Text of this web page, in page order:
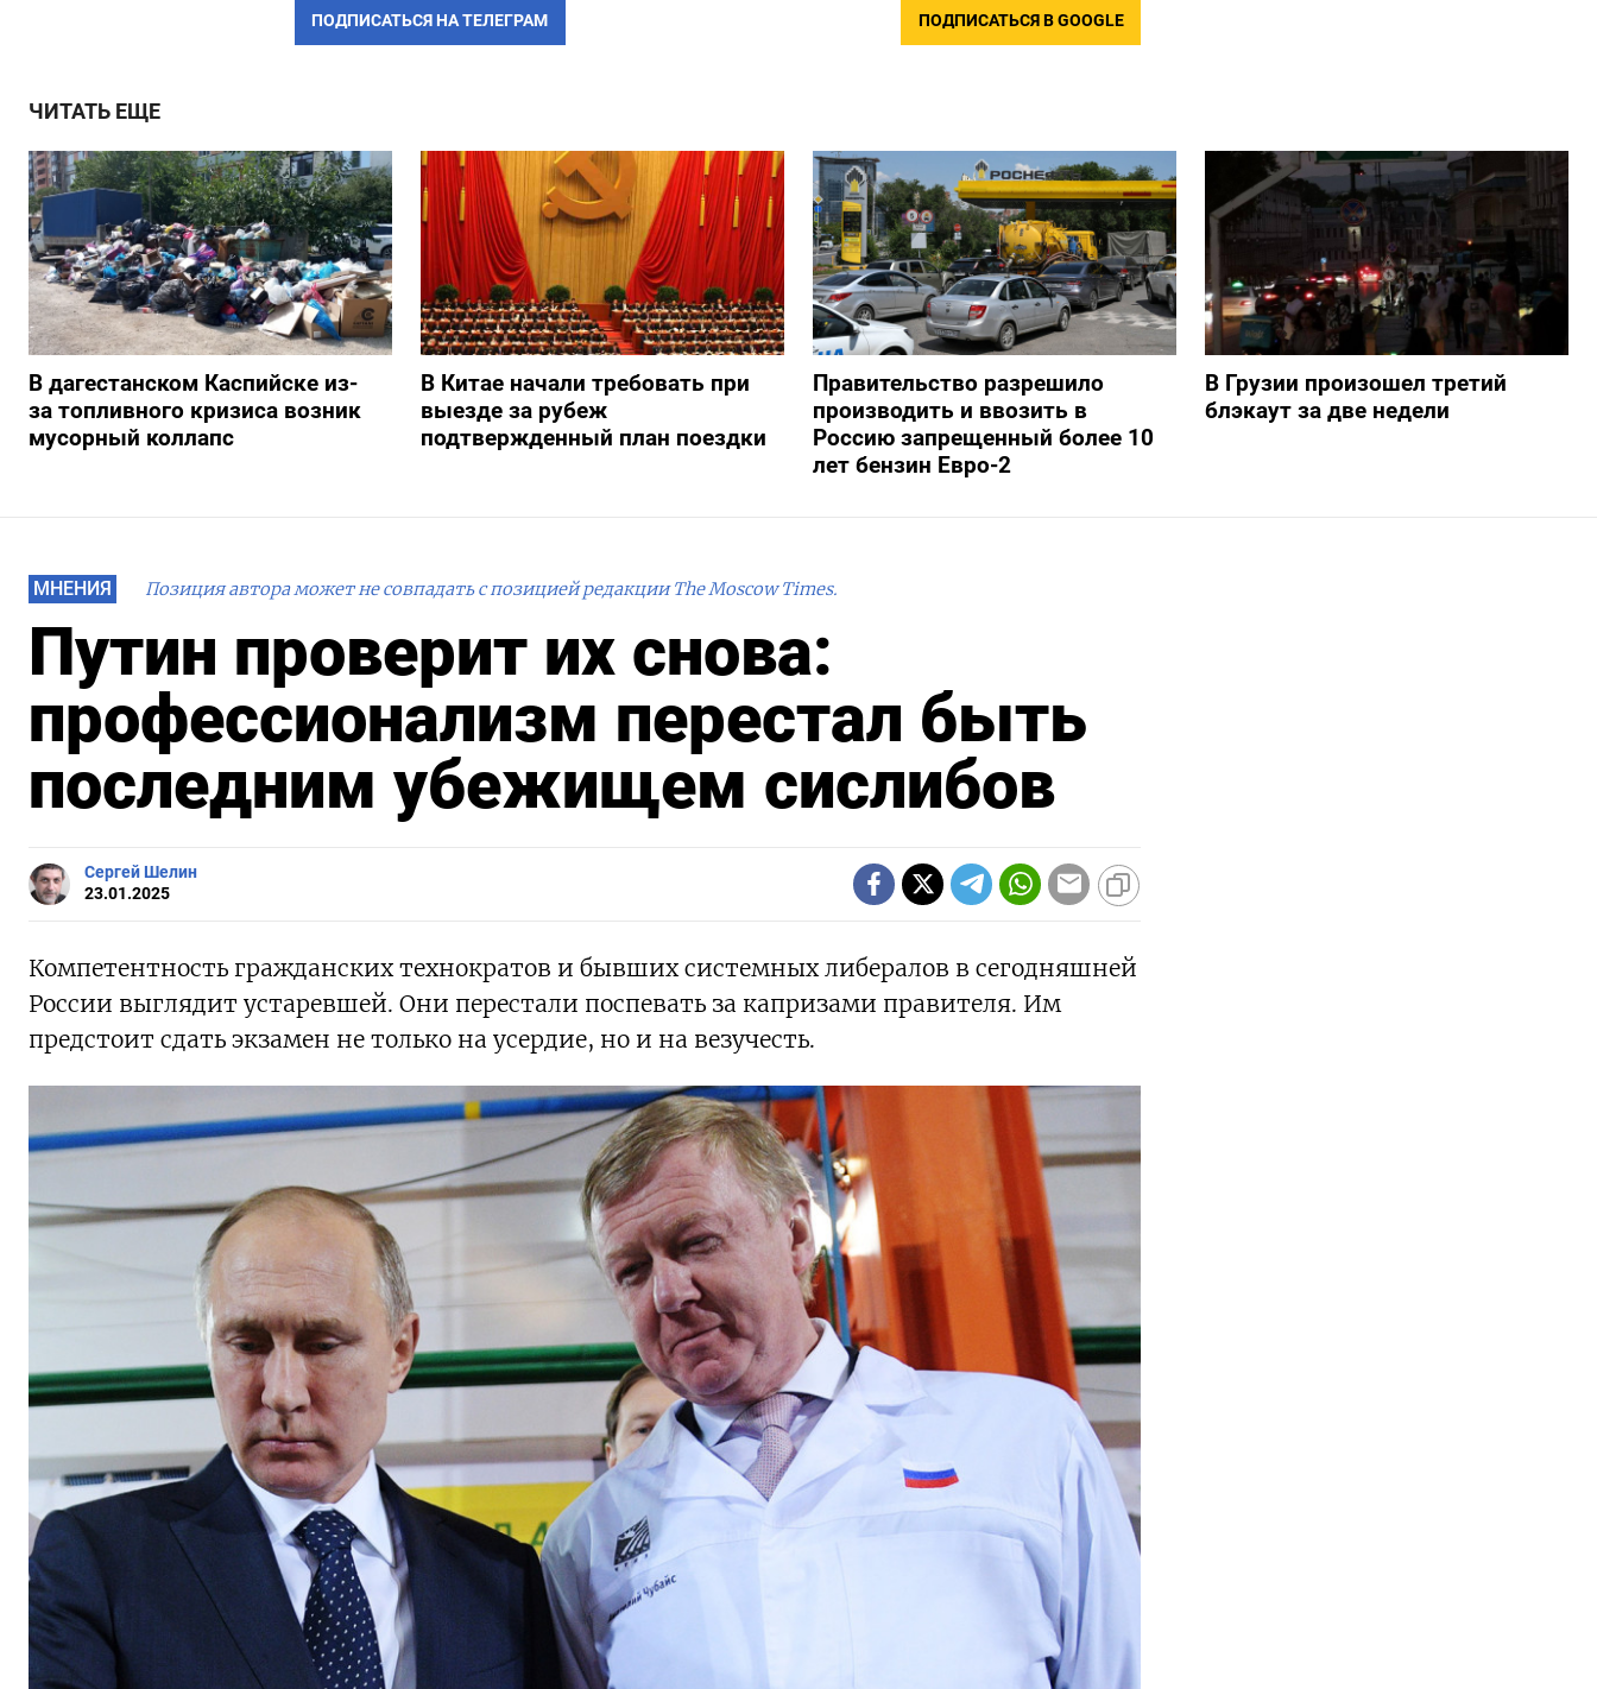
ПОДПИСАТЬСЯ НА ТЕЛЕГРАМ ПОДПИСАТЬСЯ В GOOGLE
ЧИТАТЬ ЕЩЕ
В дагестанском Каспийске из-
за топливного кризиса возник
мусорный коллапс
В Китае начали требовать при
выезде за рубеж
подтвержденный план поездки
Правительство разрешило
производить и ввозить в
Россию запрещенный более 10
лет бензин Евро-2
В Грузии произошел третий
блэкаут за две недели
МНЕНИЯ Позиция автора может не совпадать с позицией редакции The Moscow Times.
Путин проверит их снова:
профессионализм перестал быть
последним убежищем сислибов
Сергей Шелин
23.01.2025
Компетентность гражданских технократов и бывших системных либералов в сегодняшней
России выглядит устаревшей. Они перестали поспевать за капризами правителя. Им
предстоит сдать экзамен не только на усердие, но и на везучесть.